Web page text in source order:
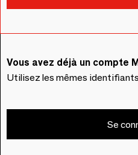
Vous avez déjà un compte
Utilisez les mêmes
Se